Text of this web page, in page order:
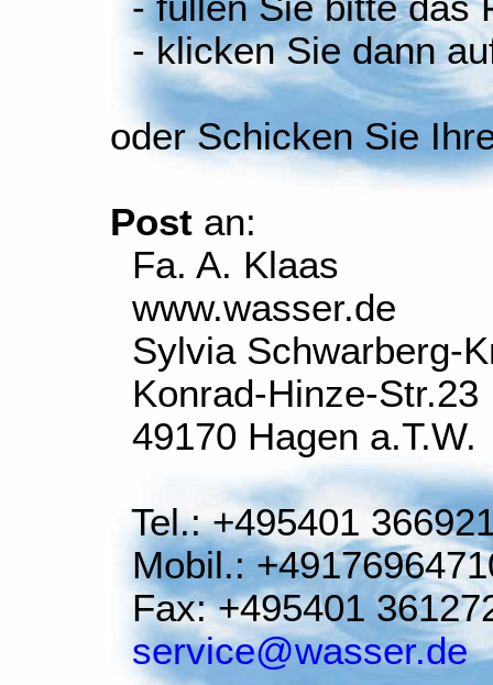
- klicken Sie dann
oder Schicken Sie
Postan:
Fa. A. Klaas
www.wasser.de
Sylvia Schwarberg-
Konrad-Hinze-Str.23
49170 Hagen a.T.W.
Tel.: +495401
Mobil.:
Fax: +495401
service@wasser.de